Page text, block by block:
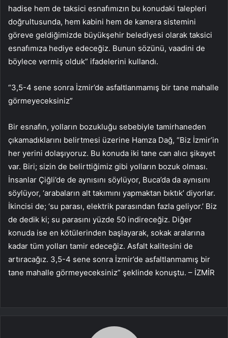
hadise hem de taksici esnafımızın bu konudaki talepleri
doğrultusunda, hem kabini hem de kamera sistemini
göreve geldiğimizde büyükşehir belediyesi olarak taksici
esnafımıza hediye edeceğiz. Bunun sözünü, vaadini de
böylece vermiş olduk” ifadelerini kullandı.
“3,5-4 sene sonra İzmir’de asfaltlanmamış bir tane mahalle
görmeyeceksiniz”
Bir esnafın, yolların bozukluğu sebebiyle tamirhaneden
çıkamadıklarını belirtmesi üzerine Hamza Dağ, “Biz İzmir’in
her yerini dolaşıyoruz. Bu konuda iki tane can alıcı şikayet
var. Biri; sizin de belirttiğimiz gibi yolların bozuk olması.
İnsanlar Çiğli’de de aynısını söylüyor, Buca’da da aynısını
söylüyor, ‘arabaların alt takımını yapmaktan bıktık’ diyorlar.
İkincisi de; ‘su parası, elektrik parasından fazla geliyor.’ Biz
de dedik ki; su parasını yüzde 50 indireceğiz. Diğer
konuda ise en kötülerinden başlayarak, sokak aralarına
kadar tüm yolları tamir edeceğiz. Asfalt kalitesini de
artıracağız. 3,5-4 sene sonra İzmir’de asfaltlanmamış bir
tane mahalle görmeyeceksiniz” şeklinde konuştu. – İZMİR